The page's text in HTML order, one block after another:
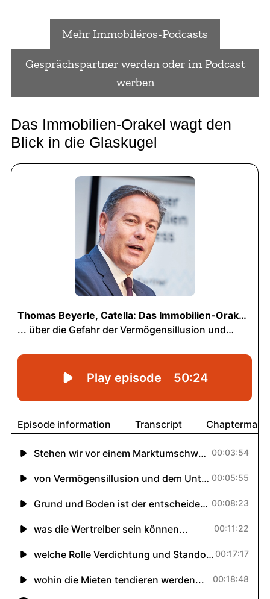
Mehr Immobiléros-Podcasts
Gesprächspartner werden oder im Podcast
werben
Das Immobilien-Orakel wagt den
Blick in die Glaskugel